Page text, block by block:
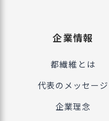
企業情報
都繊維とは
代表のメッセージ
企業理念